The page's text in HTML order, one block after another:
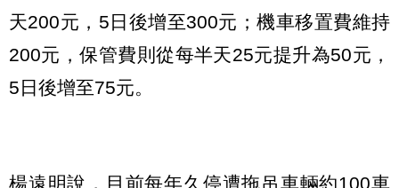
天200元，5日後增至300元；機車移置費維持
200元，保管費則從每半天25元提升為50元，
5日後增至75元。
楊遠明說，目前每年久停遭拖吊車輛約100車